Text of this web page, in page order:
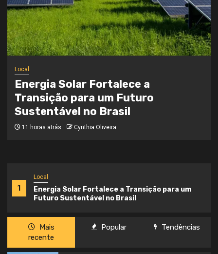
1
Local
Energia Solar Fortalece a Transição para um
Futuro Sustentável no Brasil
Local
Onde a Informação Encontra o Seu
Caminho
3 semanas atrás Cynthia Oliveira
Mais
recente
Popular Tendências